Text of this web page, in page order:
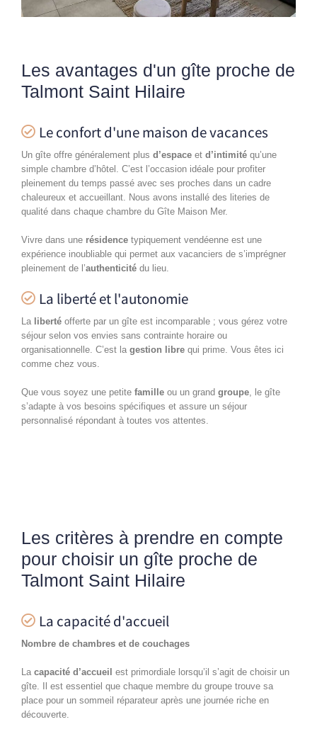
Les avantages d'un gîte proche de
Talmont Saint Hilaire
Le confort d'une maison de vacances
Un gîte offre généralement plus d’espace et d’intimité qu’une
simple chambre d’hôtel. C’est l’occasion idéale pour profiter
pleinement du temps passé avec ses proches dans un cadre
chaleureux et accueillant. Nous avons installé des literies de
qualité dans chaque chambre du Gîte Maison Mer.
Vivre dans une résidence typiquement vendéenne est une
expérience inoubliable qui permet aux vacanciers de s’imprégner
pleinement de l’authenticité du lieu.
La liberté et l'autonomie
La liberté offerte par un gîte est incomparable ; vous gérez votre
séjour selon vos envies sans contrainte horaire ou
organisationnelle. C’est la gestion libre qui prime. Vous êtes ici
comme chez vous.
Que vous soyez une petite famille ou un grand groupe , le gîte
s’adapte à vos besoins spécifiques et assure un séjour
personnalisé répondant à toutes vos attentes.
Les critères à prendre en compte
pour choisir un gîte proche de
Talmont Saint Hilaire
La capacité d'accueil
Nombre de chambres et de couchages
La capacité d’accueil est primordiale lorsqu’il s’agit de choisir un
gîte. Il est essentiel que chaque membre du groupe trouve sa
place pour un sommeil réparateur après une journée riche en
découverte.